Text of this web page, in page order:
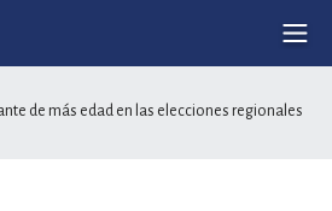
de más edad en las elecciones regionales